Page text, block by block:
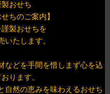
おせち
ちのご案内】
製おせちを
いたします。
などを手間を惜しまず心を込
ります。
自然の恵みを味わえるおせち